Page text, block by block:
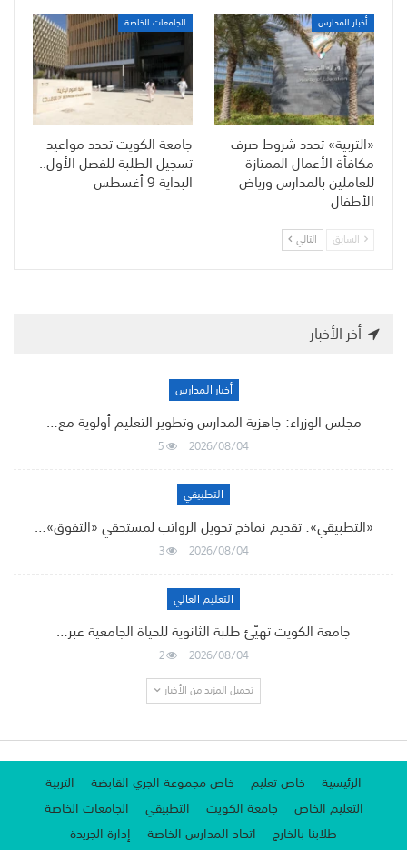
أخبار المدارس
«التربية» تحدد شروط صرف
مكافأة الأعمال الممتازة
للعاملين بالمدارس ورياض
الأطفال
الجامعات الخاصة
جامعة الكويت تحدد مواعيد
تسجيل الطلبة للفصل الأول..
البداية 9 أغسطس
السابق التالي
أخر الأخبار
أخبار المدارس
مجلس الوزراء: جاهزية المدارس وتطوير التعليم أولوية مع…
2026/08/04
5
التطبيقي
«التطبيقي»: تقديم نماذج تحويل الرواتب لمستحقي «التفوق»…
2026/08/04
3
التعليم العالي
جامعة الكويت تهيّئ طلبة الثانوية للحياة الجامعية عبر…
2026/08/04
2
تحميل المزيد من الأخبار
الرئيسية خاص تعليم خاص مجموعة الجري القابضة
التربية
التعليم الخاص
جامعة الكويت التطبيقي
الجامعات الخاصة
طلابنا بالخارج
اتحاد المدارس الخاصة إدارة الجريدة